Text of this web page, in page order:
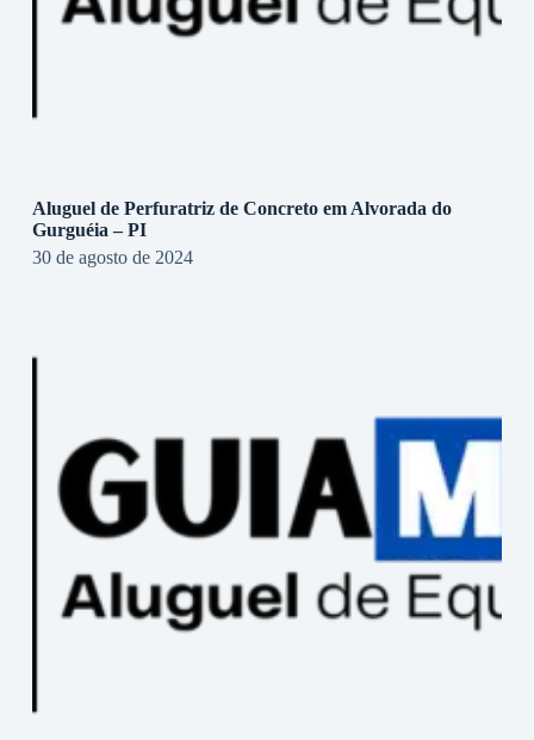
Aluguel de Perfuratriz de Concreto em Alvorada do
Gurguéia – PI
30 de agosto de 2024